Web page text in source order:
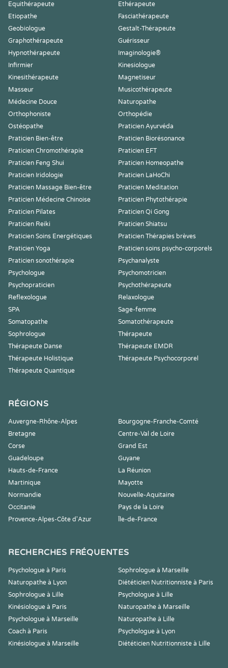
Equithérapeute
Ethérapeute
Etiopathe
Fasciathérapeute
Geobiologue
Gestalt-Thérapeute
Graphothérapeute
Guérisseur
Hypnothérapeute
Imaginologie®
Infirmier
Kinesiologue
Kinesithérapeute
Magnetiseur
Masseur
Musicothérapeute
Médecine Douce
Naturopathe
Orthophoniste
Orthopédie
Ostéopathe
Praticien Ayurvéda
Praticien Bien-être
Praticien Biorésonance
Praticien Chromothérapie
Praticien EFT
Praticien Feng Shui
Praticien Homeopathe
Praticien Iridologie
Praticien LaHoChi
Praticien Massage Bien-être
Praticien Meditation
Praticien Médecine Chinoise
Praticien Phytothérapie
Praticien Pilates
Praticien Qi Gong
Praticien Reiki
Praticien Shiatsu
Praticien Soins Energétiques
Praticien Thérapies brèves
Praticien Yoga
Praticien soins psycho-corporels
Praticien sonothérapie
Psychanalyste
Psychologue
Psychomotricien
Psychopraticien
Psychothérapeute
Reflexologue
Relaxologue
SPA
Sage-femme
Somatopathe
Somatothérapeute
Sophrologue
Thérapeute
Thérapeute Danse
Thérapeute EMDR
Thérapeute Holistique
Thérapeute Psychocorporel
Thérapeute Quantique
RÉGIONS
Auvergne-Rhône-Alpes
Bourgogne-Franche-Comté
Bretagne
Centre-Val de Loire
Corse
Grand Est
Guadeloupe
Guyane
Hauts-de-France
La Réunion
Martinique
Mayotte
Normandie
Nouvelle-Aquitaine
Occitanie
Pays de la Loire
Provence-Alpes-Côte d'Azur
Île-de-France
RECHERCHES FRÉQUENTES
Psychologue à Paris
Sophrologue à Marseille
Naturopathe à Lyon
Diététicien Nutritionniste à Paris
Sophrologue à Lille
Psychologue à Lille
Kinésiologue à Paris
Naturopathe à Marseille
Psychologue à Marseille
Naturopathe à Lille
Coach à Paris
Psychologue à Lyon
Kinésiologue à Marseille
Diététicien Nutritionniste à Lille